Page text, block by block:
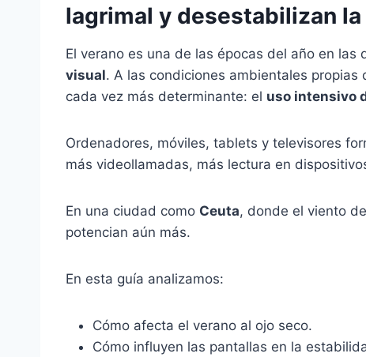
lagrimal y desestabilizan
El verano es una de las épocas del año en las
visual. A las condiciones ambientales
cada vez más determinante: el uso intensivo
Ordenadores, móviles, tablets y televisores
más videollamadas, más lectura en
En una ciudad como Ceuta, donde el viento
potencian aún más.
En esta guía analizamos:
Cómo afecta el verano al ojo seco.
Cómo influyen las pantallas en la